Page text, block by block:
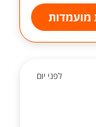
לפני יום